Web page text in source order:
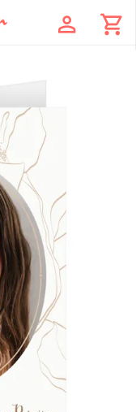
profile shopping_cart